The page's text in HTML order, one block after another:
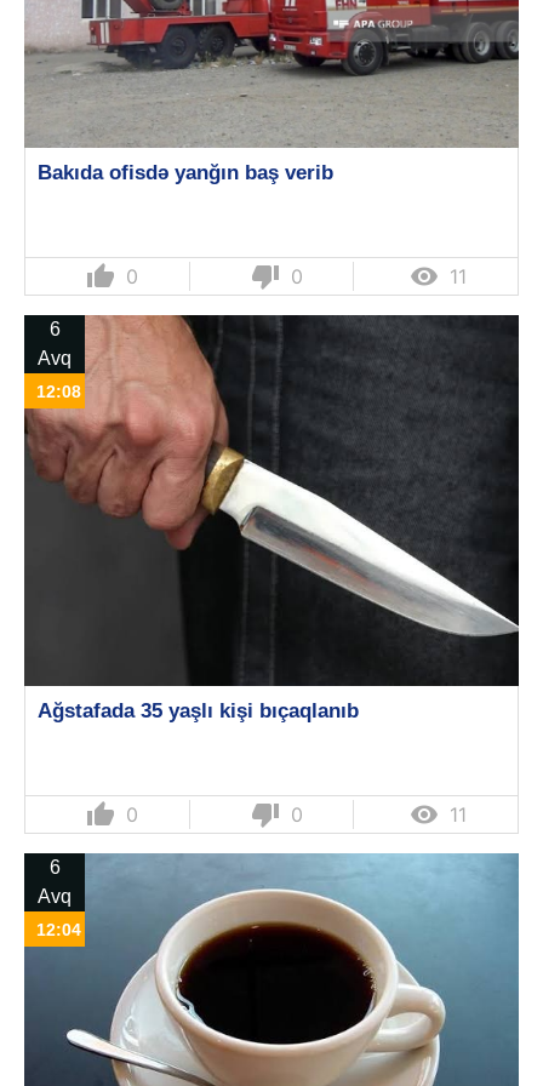
Bakıda ofisdə yanğın baş verib
thumb_up 0 thumb_down 0  11
6
Avq
12:08
Ağstafada 35 yaşlı kişi bıçaqlanıb
thumb_up 0 thumb_down 0  11
6
Avq
12:04